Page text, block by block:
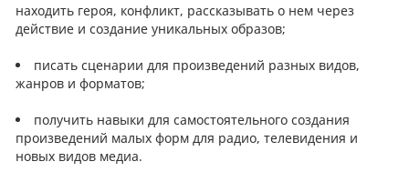
находить героя, конфликт, рассказывать о нем через
действие и создание уникальных образов;
писать сценарии для произведений разных видов,
жанров и форматов;
получить навыки для самостоятельного создания
произведений малых форм для радио, телевидения и
новых видов медиа.